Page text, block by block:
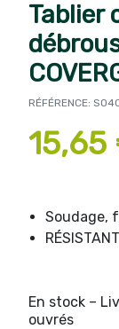
Tablier
RÉFÉRENCE:
15,65
Soudage,
En stock –
ouvrés